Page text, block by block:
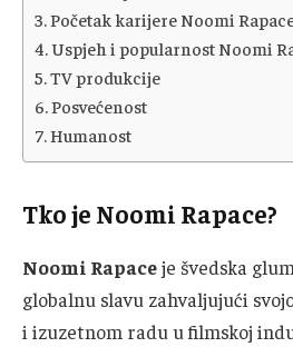
Početak karijere Noomi
Uspjeh i popularnost Noomi
TV produkcije
Posvećenost
Humanost
Tko je Noomi Rapace?
Noomi Rapaceje švedska
globalnu slavu zahvaljujući
i izuzetnom radu u filmskoj